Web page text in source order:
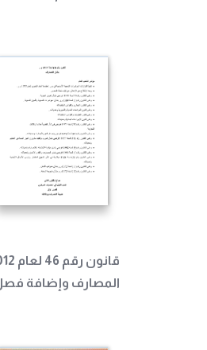
المصارف وإضافة